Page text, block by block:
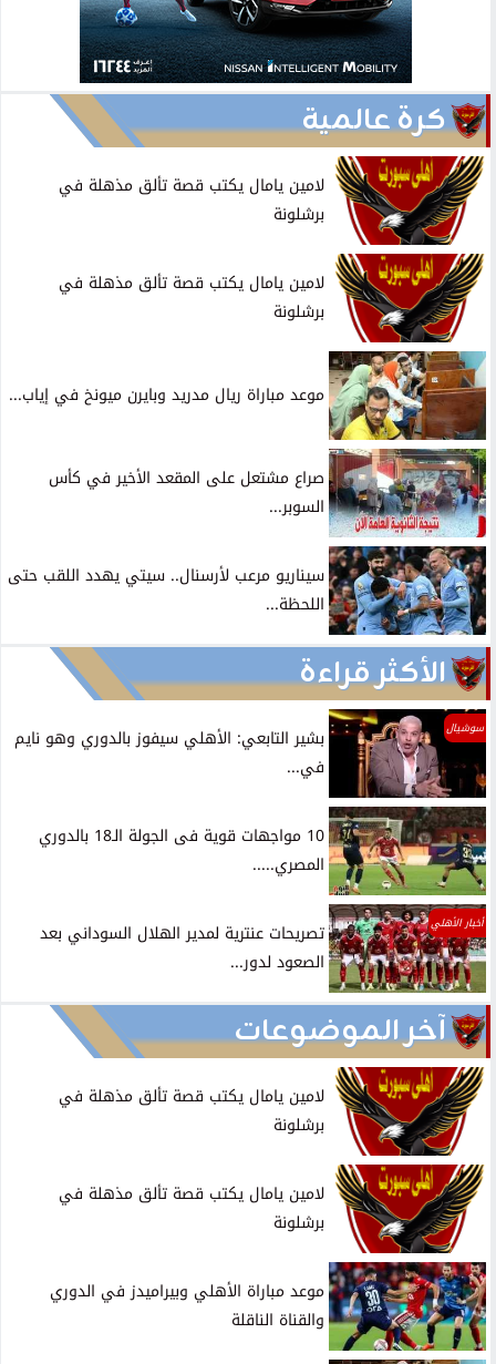
كرة عالمية
لامين يامال يكتب قصة تألق مذهلة في
برشلونة
لامين يامال يكتب قصة تألق مذهلة في
برشلونة
موعد مباراة ريال مدريد وبايرن ميونخ في إياب...
صراع مشتعل على المقعد الأخير في كأس
السوبر...
سيناريو مرعب لأرسنال.. سيتي يهدد اللقب حتى
اللحظة...
الأكثر قراءة
سوشيال
بشير التابعي: الأهلي سيفوز بالدوري وهو نايم
في...
10 مواجهات قوية فى الجولة الـ18 بالدوري
المصري.....
أخبار الأهلي
تصريحات عنترية لمدير الهلال السوداني بعد
الصعود لدور...
آخر الموضوعات
لامين يامال يكتب قصة تألق مذهلة في
برشلونة
لامين يامال يكتب قصة تألق مذهلة في
برشلونة
موعد مباراة الأهلي وبيراميدز في الدوري
والقناة الناقلة